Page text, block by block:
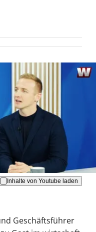
Videos werden
Datenschutzerklärung
Inhalte von Youtube laden
Geschäftsführer